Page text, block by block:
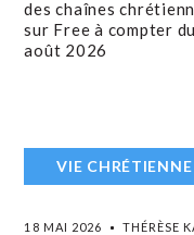
des chaînes
sur Free à compter
août 2026
VIE CHRÉTIENNE
18 MAI 2026 THÉRÈSE